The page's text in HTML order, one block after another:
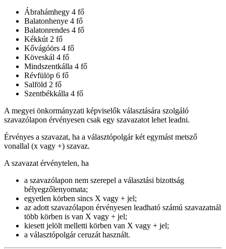
Ábrahámhegy 4 fő
Balatonhenye 4 fő
Balatonrendes 4 fő
Kékkút 2 fő
Kővágóörs 4 fő
Köveskál 4 fő
Mindszentkálla 4 fő
Révfülöp 6 fő
Salföld 2 fő
Szentbékkálla 4 fő
A megyei önkormányzati képviselők választására szolgáló
szavazólapon érvényesen csak egy szavazatot lehet leadni.
Érvényes a szavazat, ha a választópolgár két egymást metsző
vonallal (x vagy +) szavaz.
A szavazat érvénytelen, ha
a szavazólapon nem szerepel a választási bizottság
bélyegzőlenyomata;
egyetlen körben sincs X vagy + jel;
az adott szavazólapon érvényesen leadható számú szavazatnál
több körben is van X vagy + jel;
kiesett jelölt melletti körben van X vagy + jel;
a választópolgár ceruzát használt.